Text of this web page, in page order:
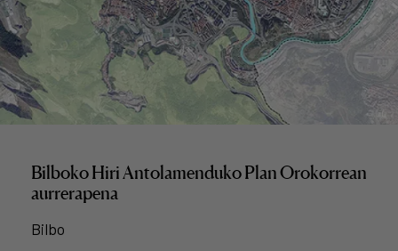
Bilboko Hiri Antolamenduko Plan Orokorrean
aurrerapena
Bilbo